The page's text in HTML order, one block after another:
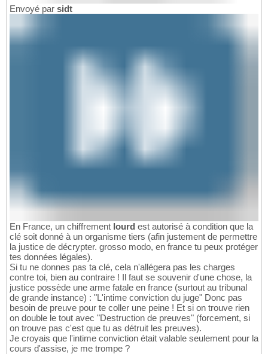
Envoyé par sidt
En France, un chiffrement lourd est autorisé à condition que la
clé soit donné à un organisme tiers (afin justement de permettre
la justice de décrypter. grosso modo, en france tu peux protéger
tes données légales).
Si tu ne donnes pas ta clé, cela n'allégera pas les charges
contre toi, bien au contraire ! Il faut se souvenir d'une chose, la
justice possède une arme fatale en france (surtout au tribunal
de grande instance) : "L'intime conviction du juge" Donc pas
besoin de preuve pour te coller une peine ! Et si on trouve rien
on double le tout avec "Destruction de preuves" (forcement, si
on trouve pas c'est que tu as détruit les preuves).
Je croyais que l'intime conviction était valable seulement pour la
cours d'assise, je me trompe ?